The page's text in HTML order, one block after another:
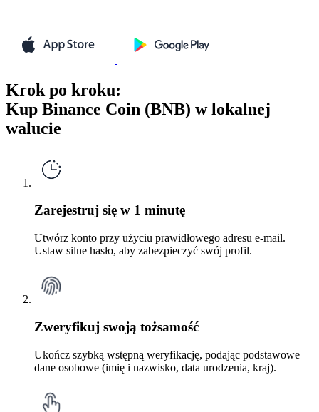
Krok po kroku:
Kup Binance Coin (BNB) w lokalnej
walucie
Zarejestruj się w 1 minutę
Utwórz konto przy użyciu prawidłowego adresu e-mail.
Ustaw silne hasło, aby zabezpieczyć swój profil.
Zweryfikuj swoją tożsamość
Ukończ szybką wstępną weryfikację, podając podstawowe
dane osobowe (imię i nazwisko, data urodzenia, kraj).